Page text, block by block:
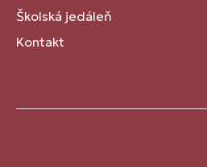
Školská jedáleň
Kontakt